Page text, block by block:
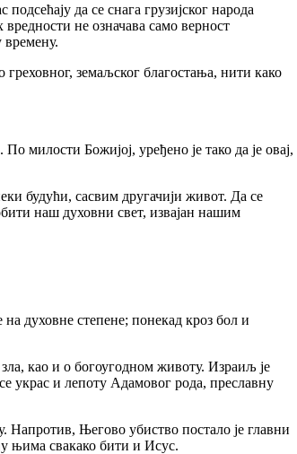
да се снага грузијског народа
не означава само верност
земаљског благостања, нити како
Божијој, уређено је тако да је овај,
сасвим другачији живот. Да се
наш духовни свет, извајан нашим
духовне степене; понекад кроз бол и
као и о богоугодном животу. Израиљ је
украс и лепоту Адамовог рода, преславну
Његово убиство постало је главни
њима свакако бити и Исус.